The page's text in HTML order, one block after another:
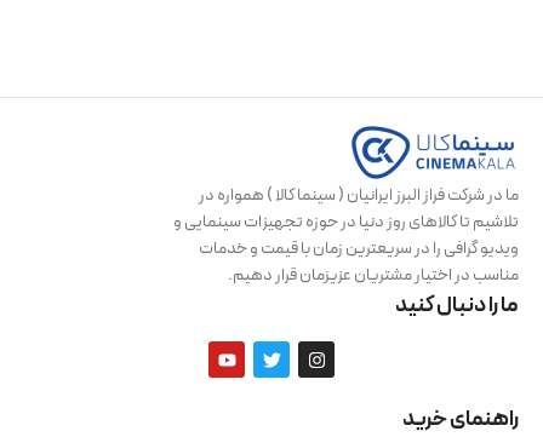
ما در شرکت فراز البرز ایرانیان ( سینما کالا ) همواره در
تلاشیم تا کالاهای روز دنیا در حوزه تجهیزات سینمایی و
ویدیو گرافی را در سریعترین زمان با قیمت و خدمات
مناسب در اختیار مشتریان عزیزمان قرار دهیم.
ما را دنبال کنید
راهنمای خرید